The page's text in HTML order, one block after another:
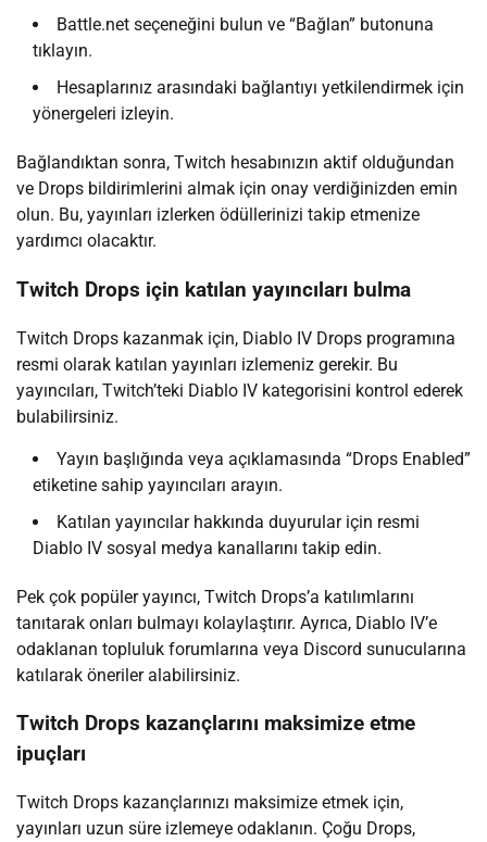
Battle.net seçeneğini bulun ve “Bağlan” butonuna
tıklayın.
Hesaplarınız arasındaki bağlantıyı yetkilendirmek için
yönergeleri izleyin.
Bağlandıktan sonra, Twitch hesabınızın aktif olduğundan
ve Drops bildirimlerini almak için onay verdiğinizden emin
olun. Bu, yayınları izlerken ödüllerinizi takip etmenize
yardımcı olacaktır.
Twitch Drops için katılan yayıncıları bulma
Twitch Drops kazanmak için, Diablo IV Drops programına
resmi olarak katılan yayınları izlemeniz gerekir. Bu
yayıncıları, Twitch’teki Diablo IV kategorisini kontrol ederek
bulabilirsiniz.
Yayın başlığında veya açıklamasında “Drops Enabled”
etiketine sahip yayıncıları arayın.
Katılan yayıncılar hakkında duyurular için resmi
Diablo IV sosyal medya kanallarını takip edin.
Pek çok popüler yayıncı, Twitch Drops’a katılımlarını
tanıtarak onları bulmayı kolaylaştırır. Ayrıca, Diablo IV’e
odaklanan topluluk forumlarına veya Discord sunucularına
katılarak öneriler alabilirsiniz.
Twitch Drops kazançlarını maksimize etme
ipuçları
Twitch Drops kazançlarınızı maksimize etmek için,
yayınları uzun süre izlemeye odaklanın. Çoğu Drops,